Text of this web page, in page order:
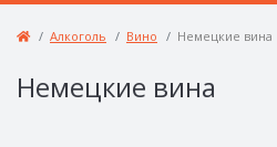
Алкоголь Вино Немецкие вина
Немецкие вина